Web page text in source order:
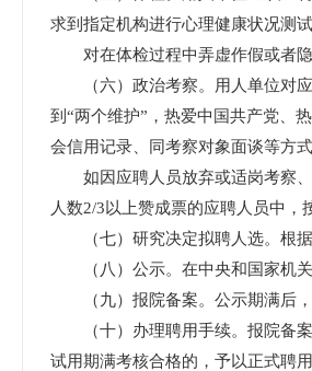
求到指定机构进行心理健康状况测
对在体检过程中弄虚作假或者隐
（六）政治考察。用人单位对应
到“两个维护”，热爱中国共产党、
会信用记录、同考察对象面谈等方
如因应聘人员放弃或适岗考察、
人数2/3以上赞成票的应聘人员中
（七）研究决定拟聘人选。根据
（八）公示。在中央和国家机关
（九）报院备案。公示期满后，
（十）办理聘用手续。报院备案
试用期满考核合格的，予以正式聘